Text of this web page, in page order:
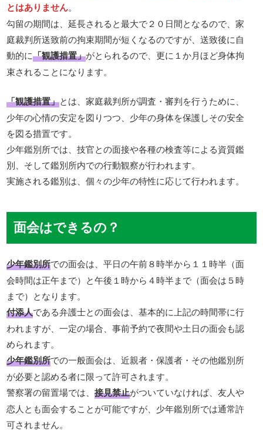
とはありません。
勾留の期間は、延長されると最大で２０日間となるので、家
庭裁判所送致前の拘束期間が短くなるのですが、送致後に自
動的に「観護措置」がとられるので、更に１か月ほど身体拘
束されることになります。
「観護措置」とは、家庭裁判所が調査・審判を行うために、
少年の心情の安定を図りつつ、少年の身体を保護しその安全
を図る措置です。
少年鑑別所では、技官との面接や各種の検査等による資質鑑
別、そして鑑別所内での行動観察が行われます。
実施される鑑別は、個々の少年の特性に応じて行われます。
面会はできるの？
少年鑑別所での面会は、平日の午前８時半から１１時半（面
会時間は正午まで）と午後１時から４時半まで（面会は５時
まで）となります。
付添人である弁護士との面会は、基本的に上記の時間帯に行
われますが、一定の場合、事前予約で夜間や土日の面会も認
められます。
少年鑑別所での一般面会は、近親者・保護者・その他鑑別所
が必要と認める者に限って許可されます。
警察署の留置場では、接見禁止がついていなければ、友人や
恋人とも面会することが可能ですが、少年鑑別所では通常許
可されません。